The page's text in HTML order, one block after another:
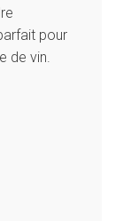
pour
de vin.